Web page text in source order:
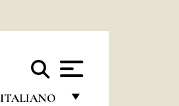
ITALIANO